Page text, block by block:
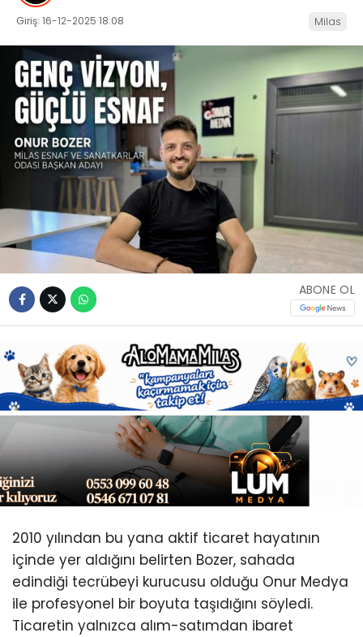
Facebook
Instagram
Giriş: 16-12-2025 18:08 Milas
ABONE OL
2010 yılından bu yana aktif ticaret hayatının
içinde yer aldığını belirten Bozer, sahada
edindiği tecrübeyi kurucusu olduğu Onur Medya
ile profesyonel bir boyuta taşıdığını söyledi.
Ticaretin yalnızca alım-satımdan ibaret